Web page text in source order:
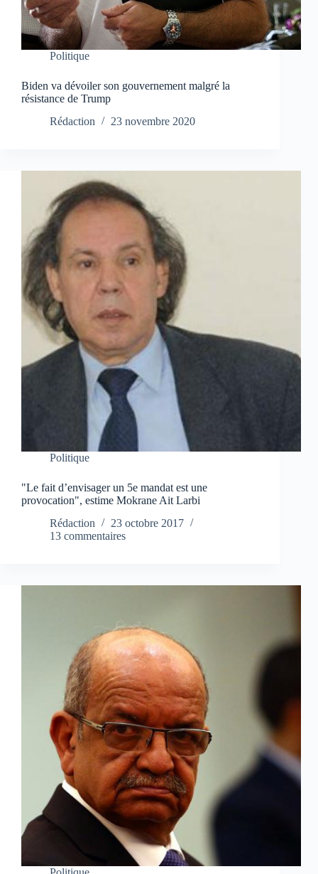
Politique
Biden va dévoiler son gouvernement malgré la
résistance de Trump
Rédaction
23 novembre 2020
Politique
"Le fait d’envisager un 5e mandat est une
provocation", estime Mokrane Ait Larbi
Rédaction
23 octobre 2017
13 commentaires